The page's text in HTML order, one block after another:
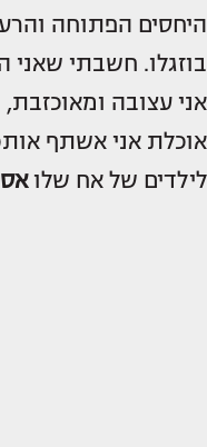
היחסים הפתוחה
בוזגלו. חשבתי שאני
אני עצובה
אוכלת אני אשתף
לילדים של אח שלו